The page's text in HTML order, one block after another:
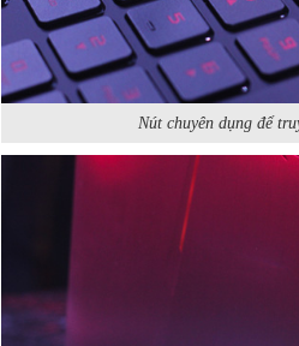
Nút chuyên dụng để